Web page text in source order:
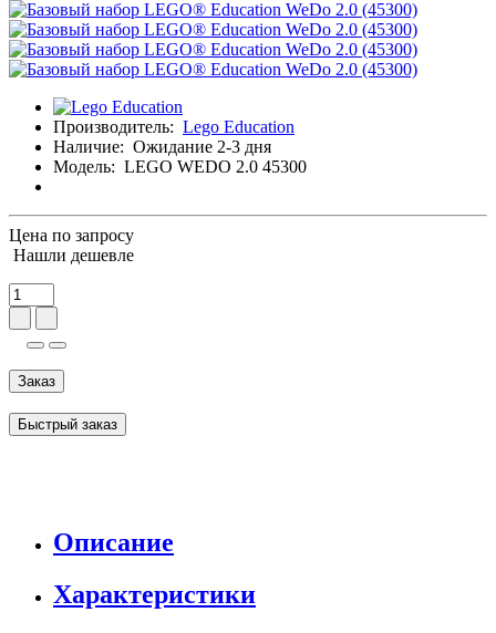
Производитель: Lego Education
Наличие: Ожидание 2-3 дня
Модель: LEGO WEDO 2.0 45300
Цена по запросу
Нашли дешевле
Заказ
Быстрый заказ
Описание
Характеристики